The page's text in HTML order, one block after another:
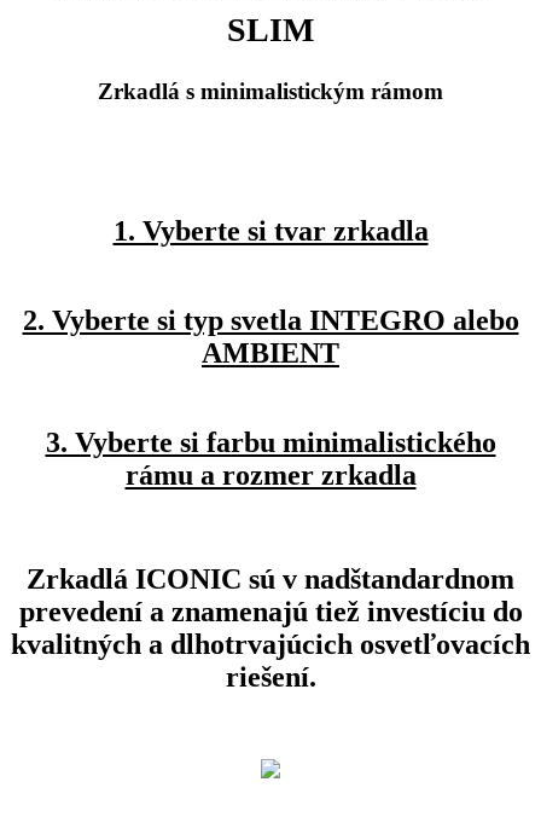
SLIM
Zrkadlá s minimalistickým rámom
1. Vyberte si tvar zrkadla
2. Vyberte si typ svetla INTEGRO alebo
AMBIENT
3. Vyberte si farbu minimalistického
rámu a rozmer zrkadla
Zrkadlá ICONIC sú v nadštandardnom
prevedení a znamenajú tiež investíciu do
kvalitných a dlhotrvajúcich osvetľovacích
riešení.